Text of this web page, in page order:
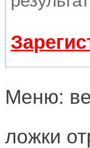
Меню:
ложки